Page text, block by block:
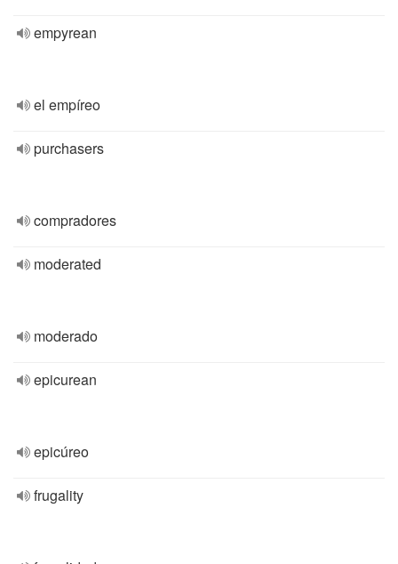
empyrean
el empíreo
purchasers
compradores
moderated
moderado
epicurean
epicúreo
frugality